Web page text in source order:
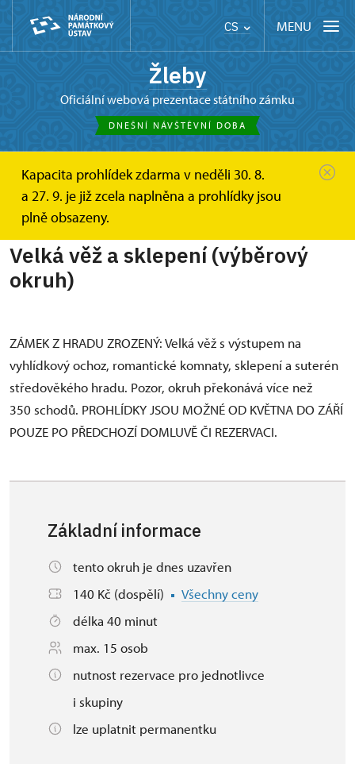
CS MENU
Žleby
oficiální webová prezentace státního zámku
DNEŠNÍ NÁVŠTĚVNÍ DOBA
Kapacita prohlídek zdarma v neděli 30. 8.
a 27. 9. je již zcela naplněna a prohlídky jsou
plně obsazeny.
Žleby
Informace pro návštěvníky
Prohlídkové okruhy
Velká věž a sklepení (výběrový...
Velká věž a sklepení (výběrový
okruh)
ZÁMEK Z HRADU ZROZENÝ: Velká věž s výstupem na
vyhlídkový ochoz, romantické komnaty, sklepení a suterén
středověkého hradu. Pozor, okruh překonává více než
350 schodů. PROHLÍDKY JSOU MOŽNÉ OD KVĚTNA DO ZÁŘÍ
POUZE PO PŘEDCHOZÍ DOMLUVĚ ČI REZERVACI.
Základní informace
tento okruh je dnes uzavřen
140 Kč (dospělí)
Všechny ceny
délka 40 minut
max. 15 osob
nutnost rezervace pro jednotlivce
i skupiny
lze uplatnit permanentku